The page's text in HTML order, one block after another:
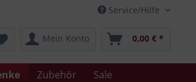
Service/Hilfe
Mein Konto 0,00 € *
Zubehör Sale